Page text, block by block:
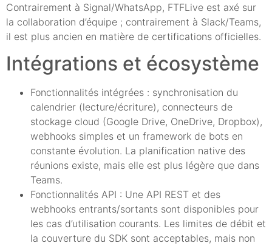
Contrairement à Signal/WhatsApp, FTFLive est axé sur
la collaboration d’équipe ; contrairement à Slack/Teams,
il est plus ancien en matière de certifications officielles.
Intégrations et écosystème
Fonctionnalités intégrées : synchronisation du
calendrier (lecture/écriture), connecteurs de
stockage cloud (Google Drive, OneDrive, Dropbox),
webhooks simples et un framework de bots en
constante évolution. La planification native des
réunions existe, mais elle est plus légère que dans
Teams.
Fonctionnalités API : Une API REST et des
webhooks entrants/sortants sont disponibles pour
les cas d’utilisation courants. Les limites de débit et
la couverture du SDK sont acceptables, mais non